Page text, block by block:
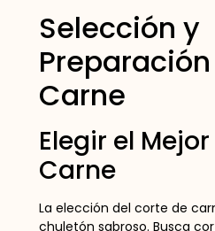
Selección y
Carne
Elegir el
Carne
La elección del corte de
chuletón sabroso. Busca